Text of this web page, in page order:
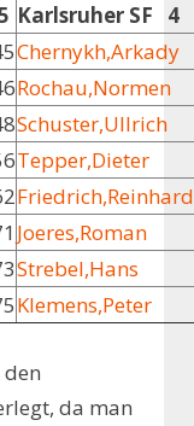
Karlsruher SF 4
Chernykh,Arkady
Rochau,Normen
Schuster,Ullrich
Tepper,Dieter
Friedrich,Reinhard
Joeres,Roman
Strebel,Hans
Klemens,Peter
da man